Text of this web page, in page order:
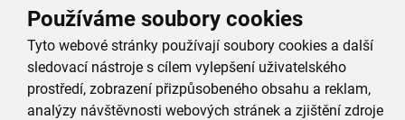
Používáme soubory cookies
Tyto webové stránky používají soubory cookies a další
sledovací nástroje s cílem vylepšení uživatelského
prostředí, zobrazení přizpůsobeného obsahu a reklam,
analýzy návštěvnosti webových stránek a zjištění zdroje
Zavařovací hrnec President 27 l
skladem
2 599,00 Kč